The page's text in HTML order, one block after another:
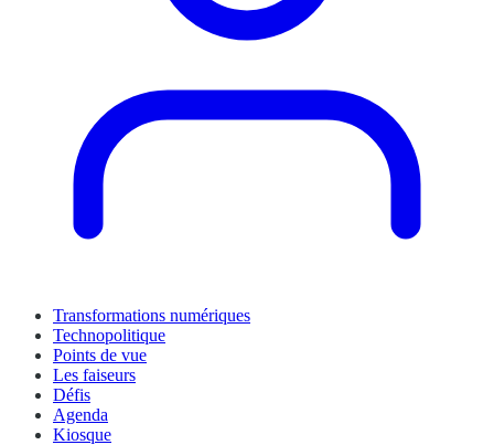
Transformations numériques
Technopolitique
Points de vue
Les faiseurs
Défis
Agenda
Kiosque